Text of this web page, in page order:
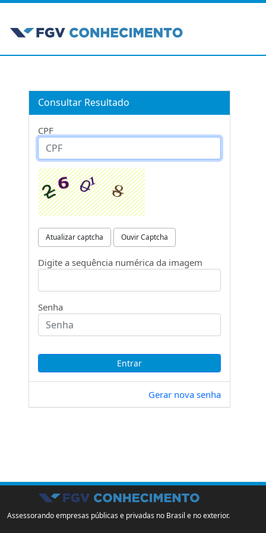
Consultar Resultado
CPF
Atualizar captcha Ouvir Captcha
Digite a sequência numérica da imagem
Senha
Gerar nova senha
Assessorando empresas públicas e privadas no Brasil e no exterior.